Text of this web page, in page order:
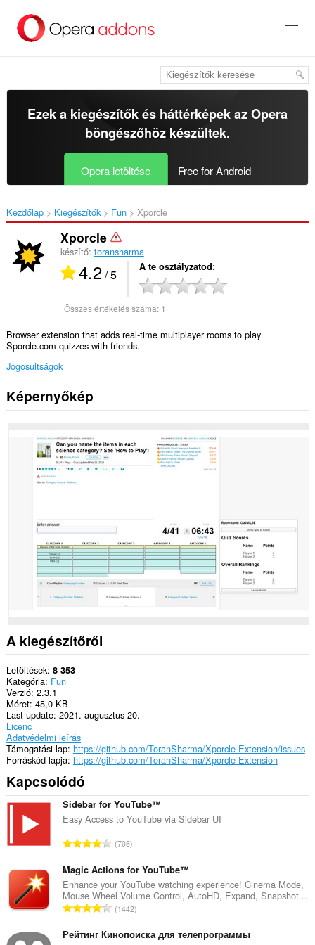
Ezek a kiegészítők és háttérképek azOpera
böngészőhözkészültek.
Opera letöltése Free for Android
Kezdőlap Kiegészítők Fun Xporcle‎
Xporcle
készítő: toransharma
4.2/ 5 A te osztályzatod
Összes értékelés száma: 1
Browser extension that adds real-time multiplayer rooms to play
Sporcle.com quizzes with friends.
Jogosultságok
Ez
a
adatához
webhelyen.
Képernyőkép
A kiegészítőről
Letöltések 8 353
Kategória Fun
Verzió 2.3.1
Méret 45,0 KB
Last update 2021. augusztus 20.
Licenc
Adatvédelmi leírás
Támogatási lap https://github.com/ToranSharma/Xporcle-Extension/issues
Forráskód lapja https://github.com/ToranSharma/Xporcle-Extension
Kapcsolódó
Sidebar for YouTube™
Easy Access to YouTube via Sidebar UI
Ö
s
z
e
s
r
708
Magic Actions for YouTube™
Enhance your YouTube watching experience! Cinema Mode,
Mouse Wheel Volume Control, AutoHD, Expand, Snapshot...
Ö
s
1442
Рейтинг Кинопоиска для телепрограммы